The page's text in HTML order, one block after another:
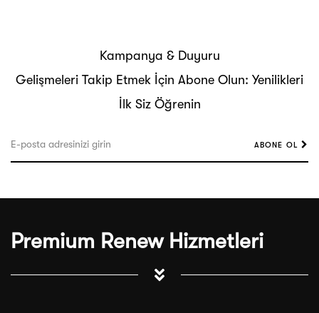
Kampanya & Duyuru
Gelişmeleri Takip Etmek İçin Abone Olun: Yenilikleri
İlk Siz Öğrenin
ABONE OL
Premium Renew Hizmetleri